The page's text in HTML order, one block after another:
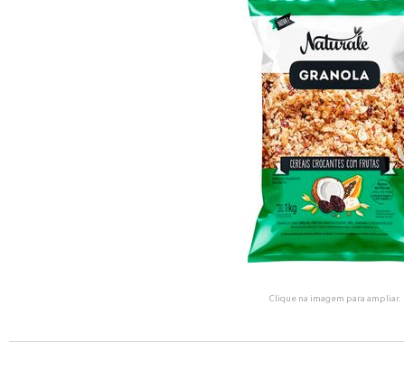
Clique na imagem para ampliar.